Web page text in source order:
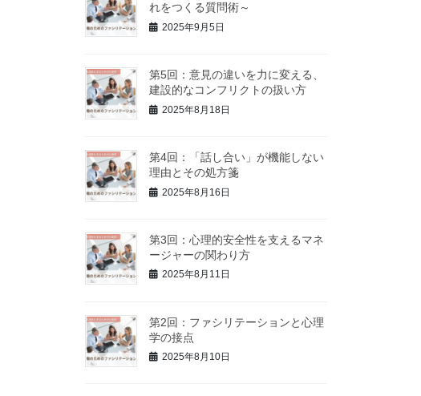
れをつくる質問術～
2025年9月5日
第5回：意見の違いを力に変える、
建設的なコンフリクトの扱い方
2025年8月18日
第4回：「話し合い」が機能しない
理由とその処方箋
2025年8月16日
第3回：心理的安全性を支えるマネ
ージャーの関わり方
2025年8月11日
第2回：ファシリテーションと心理
学の接点
2025年8月10日